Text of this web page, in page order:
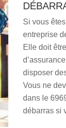
Si vous
entreprise
Elle doit
disposer
Vous ne
dans le
débarras si